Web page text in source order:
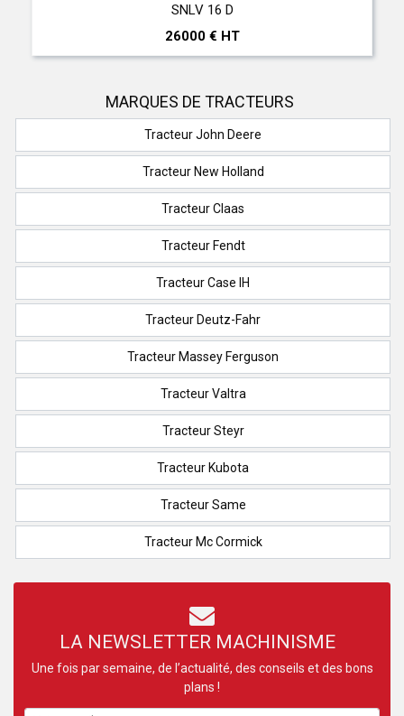
SNLV 16 D
26000 € HT
MARQUES DE TRACTEURS
Tracteur John Deere
Tracteur New Holland
Tracteur Claas
Tracteur Fendt
Tracteur Case IH
Tracteur Deutz-Fahr
Tracteur Massey Ferguson
Tracteur Valtra
Tracteur Steyr
Tracteur Kubota
Tracteur Same
Tracteur Mc Cormick
LA NEWSLETTER MACHINISME
Une fois par semaine, de l’actualité, des conseils et des bons
plans !